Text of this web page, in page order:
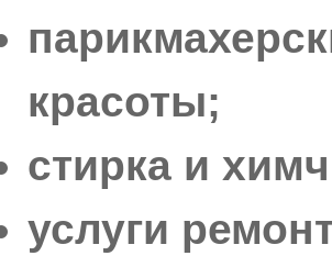
красоты;
стирка и
услуги